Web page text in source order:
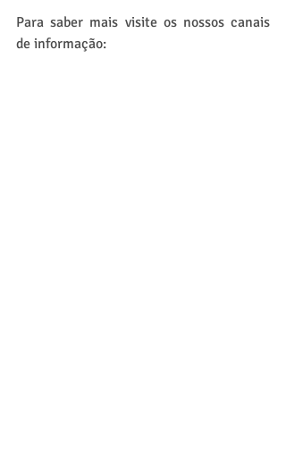
Para saber mais visite os nossos canais
de informação: